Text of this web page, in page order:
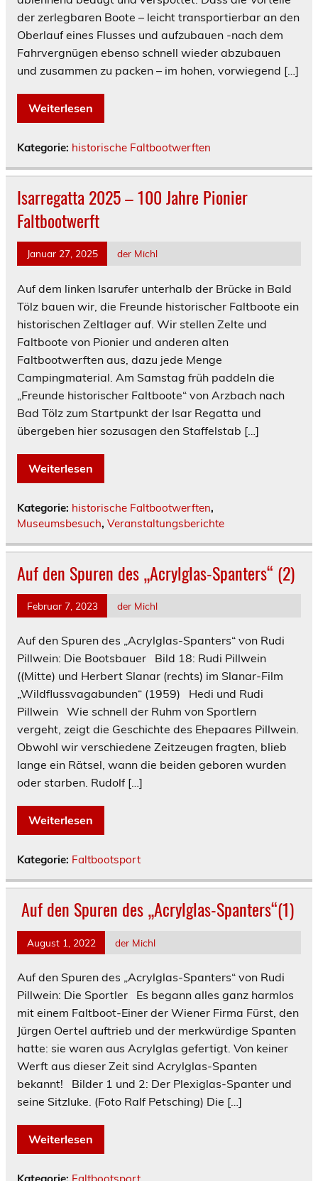
der zerlegbaren Boote – leicht transportierbar an den
Oberlauf eines Flusses und aufzubauen -nach dem
Fahrvergnügen ebenso schnell wieder abzubauen
und zusammen zu packen – im hohen, vorwiegend […]
Weiterlesen
Kategorie: historische Faltbootwerften
Isarregatta 2025 – 100 Jahre Pionier
Faltbootwerft
Januar 27, 2025 der Michl
Auf dem linken Isarufer unterhalb der Brücke in Bald
Tölz bauen wir, die Freunde historischer Faltboote ein
historischen Zeltlager auf. Wir stellen Zelte und
Faltboote von Pionier und anderen alten
Faltbootwerften aus, dazu jede Menge
Campingmaterial. Am Samstag früh paddeln die
„Freunde historischer Faltboote“ von Arzbach nach
Bad Tölz zum Startpunkt der Isar Regatta und
übergeben hier sozusagen den Staffelstab […]
Weiterlesen
Kategorie: historische Faltbootwerften,
Museumsbesuch, Veranstaltungsberichte
Auf den Spuren des „Acrylglas-Spanters“ (2)
Februar 7, 2023 der Michl
Auf den Spuren des „Acrylglas-Spanters“ von Rudi
Pillwein: Die Bootsbauer Bild 18: Rudi Pillwein
((Mitte) und Herbert Slanar (rechts) im Slanar-Film
„Wildflussvagabunden“ (1959) Hedi und Rudi
Pillwein Wie schnell der Ruhm von Sportlern
vergeht, zeigt die Geschichte des Ehepaares Pillwein.
Obwohl wir verschiedene Zeitzeugen fragten, blieb
lange ein Rätsel, wann die beiden geboren wurden
oder starben. Rudolf […]
Weiterlesen
Kategorie: Faltbootsport
Auf den Spuren des „Acrylglas-Spanters“(1)
August 1, 2022 der Michl
Auf den Spuren des „Acrylglas-Spanters“ von Rudi
Pillwein: Die Sportler Es begann alles ganz harmlos
mit einem Faltboot-Einer der Wiener Firma Fürst, den
Jürgen Oertel auftrieb und der merkwürdige Spanten
hatte: sie waren aus Acrylglas gefertigt. Von keiner
Werft aus dieser Zeit sind Acrylglas-Spanten
bekannt! Bilder 1 und 2: Der Plexiglas-Spanter und
seine Sitzluke. (Foto Ralf Petsching) Die […]
Weiterlesen